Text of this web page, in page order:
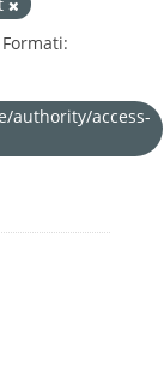
Formati:
authority/access-